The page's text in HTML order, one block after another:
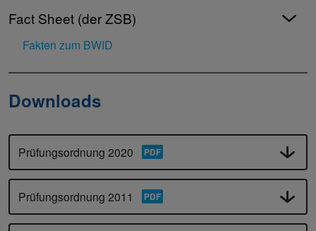
Fact Sheet (der ZSB)
Fakten zum BWID
Downloads
Prüfungsordnung 2020
Prüfungsordnung 2011